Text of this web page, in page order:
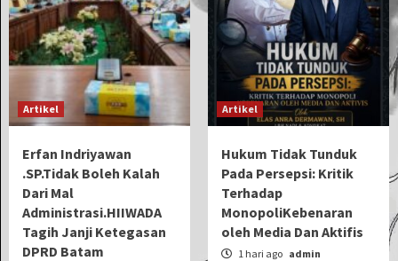
Artikel
Erfan Indriyawan
.SP.Tidak Boleh Kalah
Dari Mal
Administrasi.HIIWADA
Tagih Janji Ketegasan
DPRD Batam
Artikel
Hukum Tidak Tunduk
Pada Persepsi: Kritik
Terhadap
MonopoliKebenaran
oleh Media Dan Aktifis
1 hari ago admin